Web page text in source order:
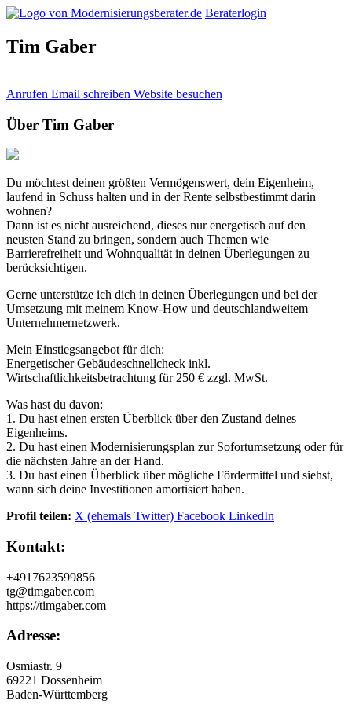
Beraterlogin
Tim Gaber
Anrufen Email schreiben Website besuchen
Über Tim Gaber
Du möchtest deinen größten Vermögenswert, dein Eigenheim,
laufend in Schuss halten und in der Rente selbstbestimmt darin
wohnen?
Dann ist es nicht ausreichend, dieses nur energetisch auf den
neusten Stand zu bringen, sondern auch Themen wie
Barrierefreiheit und Wohnqualität in deinen Überlegungen zu
berücksichtigen.
Gerne unterstütze ich dich in deinen Überlegungen und bei der
Umsetzung mit meinem Know-How und deutschlandweitem
Unternehmernetzwerk.
Mein Einstiegsangebot für dich:
Energetischer Gebäudeschnellcheck inkl.
Wirtschaftlichkeitsbetrachtung für 250 € zzgl. MwSt.
Was hast du davon:
1. Du hast einen ersten Überblick über den Zustand deines
Eigenheims.
2. Du hast einen Modernisierungsplan zur Sofortumsetzung oder für
die nächsten Jahre an der Hand.
3. Du hast einen Überblick über mögliche Fördermittel und siehst,
wann sich deine Investitionen amortisiert haben.
Profil teilen: X (ehemals Twitter) Facebook LinkedIn
Kontakt:
+4917623599856
tg@timgaber.com
https://timgaber.com
Adresse:
Osmiastr. 9
69221 Dossenheim
Baden-Württemberg